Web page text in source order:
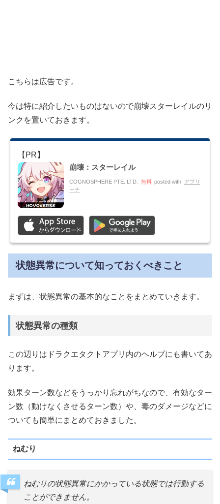
こちらは広告です。
今は特に紹介したいものはないので崩壊スターレイルのリ
ンクを置いておきます。
崩壊：スターレイル
COGNOSPHERE PTE. LTD. 無料 posted with アプリ
ーチ
状態異常について知っておくべきこと
まずは、状態異常の基本的なことをまとめていきます。
状態異常の種類
この辺りはドラクエタクトアプリ内のヘルプにも書いてあ
ります。
効果ターン数などをうっかり忘れがちなので、有効なター
ン数（動けなくさせるターン数）や、毒のダメージなどに
ついても簡単にまとめておきました。
ねむり
ねむりの状態異常にかかっている状態では行動する
ことができません。